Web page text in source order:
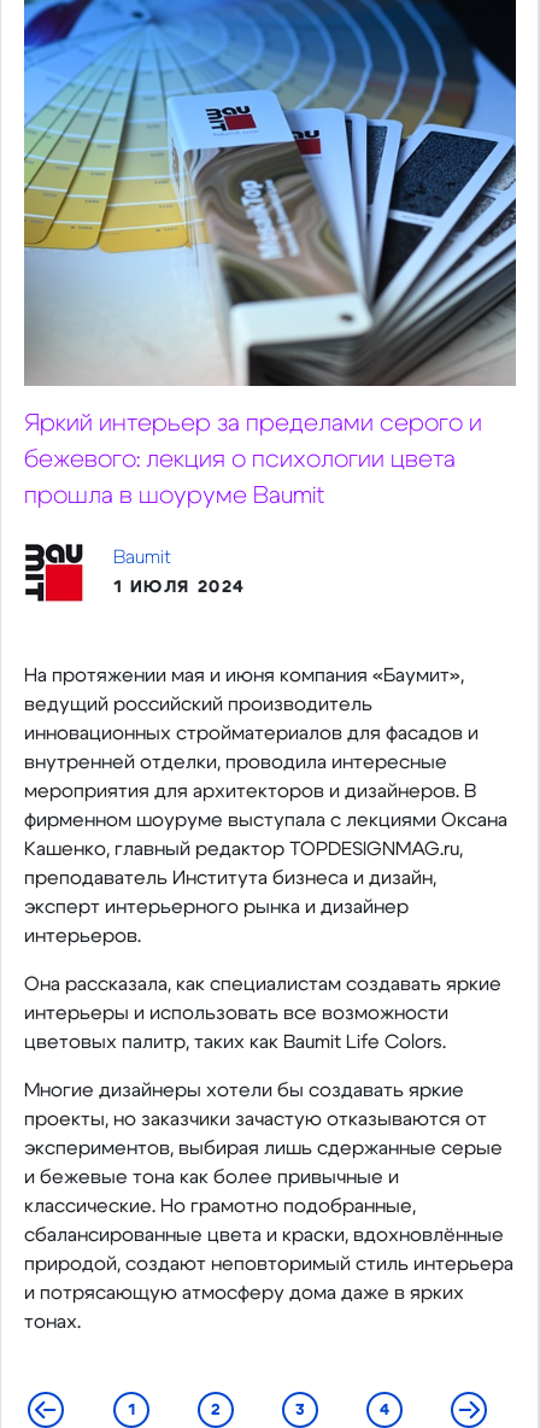
Яркий интерьер за пределами серого и
бежевого: лекция о психологии цвета
прошла в шоуруме Baumit
Baumit
1 ИЮЛЯ 2024
На протяжении мая и июня компания «Баумит»,
ведущий российский производитель
инновационных стройматериалов для фасадов и
внутренней отделки, проводила интересные
мероприятия для архитекторов и дизайнеров. В
фирменном шоуруме выступала с лекциями Оксана
Кашенко, главный редактор TOPDESIGNMAG.ru,
преподаватель Института бизнеса и дизайн,
эксперт интерьерного рынка и дизайнер
интерьеров.
Она рассказала, как специалистам создавать яркие
интерьеры и использовать все возможности
цветовых палитр, таких как Baumit Life Colors.
Многие дизайнеры хотели бы создавать яркие
проекты, но заказчики зачастую отказываются от
экспериментов, выбирая лишь сдержанные серые
и бежевые тона как более привычные и
классические. Но грамотно подобранные,
сбалансированные цвета и краски, вдохновлённые
природой, создают неповторимый стиль интерьера
и потрясающую атмосферу дома даже в ярких
тонах.
1 2 3 4